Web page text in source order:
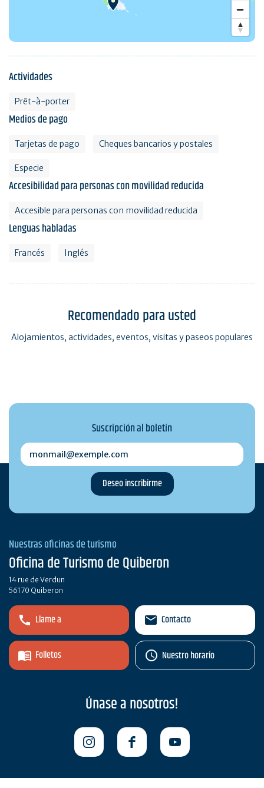
Actividades
Prêt-à-porter
Medios de pago
Tarjetas de pago Cheques bancarios y postales
Especie
Accesibilidad para personas con movilidad reducida
Accesible para personas con movilidad reducida
Lenguas habladas
Francés Inglés
Recomendado para usted
Alojamientos, actividades, eventos, visitas y paseos populares
Suscripción al boletín
monmail@exemple.com
Nuestras oficinas de turismo
Oficina de Turismo de Quiberon
14 rue de Verdun
56170 Quiberon
Llame a
Folletos
Contacto
Nuestro horario
Únase a nosotros!